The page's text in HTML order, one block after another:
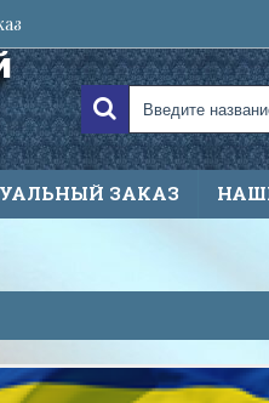
ЗАКАЗ